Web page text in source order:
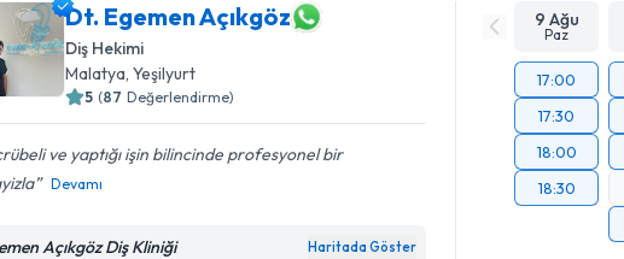
Dt. Egemen Açıkgöz
Diş Hekimi
Malatya ,Yeşilyurt
5 (87 Değerlendirme)
ve yaptığı işin bilincinde profesyonel bir
Devamı
Açıkgöz Diş Kliniği Haritada Göster
9 Ağu
Paz
17:00
17:30
18:00
18:30